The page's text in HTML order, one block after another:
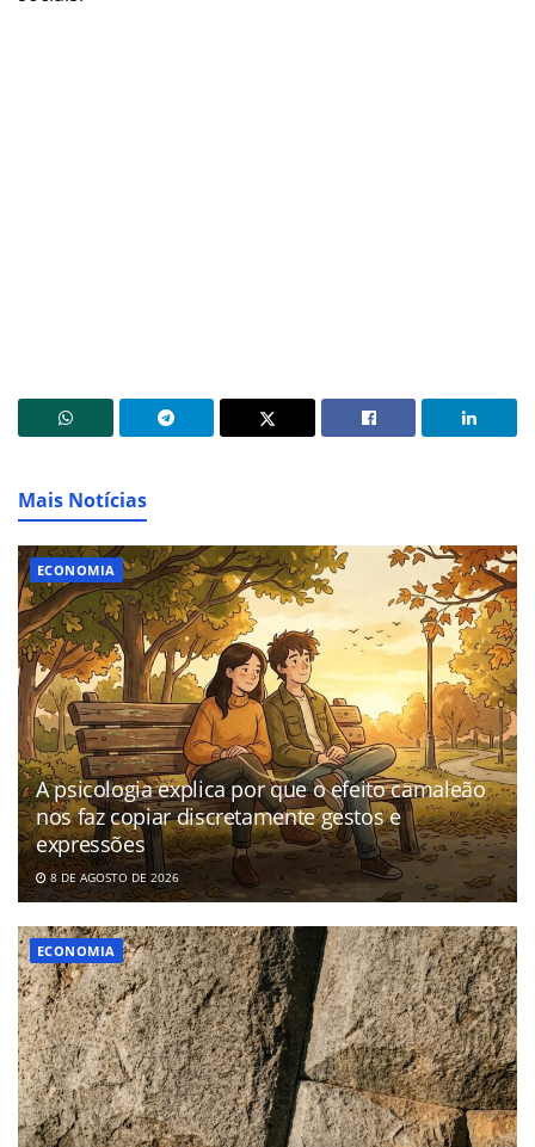
Mais Notícias
ECONOMIA
A psicologia explica por que o efeito camaleão
nos faz copiar discretamente gestos e
expressões
8 DE AGOSTO DE 2026
ECONOMIA